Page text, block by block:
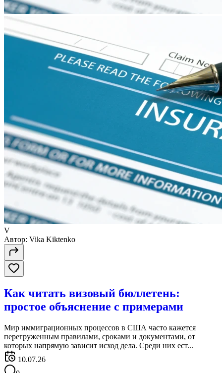
V
Автор: Vika Kiktenko
Как читать визовый бюллетень:
простое объяснение с примерами
Мир иммиграционных процессов в США часто кажется
перегруженным правилами, сроками и документами, от
которых напрямую зависит исход дела. Среди них ест...
10.07.26